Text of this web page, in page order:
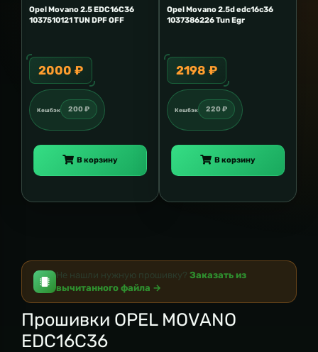
Opel Movano 2.5 EDC16C36
1037510121 TUN DPF OFF
2000 ₽
Кешбэк 200 ₽
В корзину
Opel Movano 2.5d edc16c36
1037386226 Tun Egr
2198 ₽
Кешбэк 220 ₽
В корзину
Не нашли нужную прошивку? Заказать из
вычитанного файла →
Прошивки OPEL MOVANO
EDC16C36